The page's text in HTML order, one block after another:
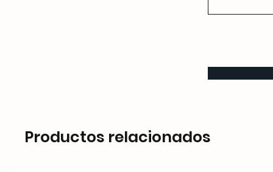
Productos relacionados